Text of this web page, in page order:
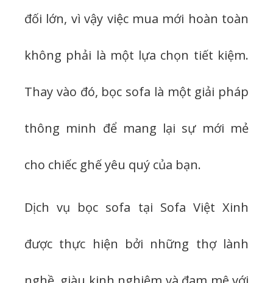
đối lớn, vì vậy việc mua mới hoàn toàn
không phải là một lựa chọn tiết kiệm.
Thay vào đó, bọc sofa là một giải pháp
thông minh để mang lại sự mới mẻ
cho chiếc ghế yêu quý của bạn.
Dịch vụ bọc sofa tại Sofa Việt Xinh
được thực hiện bởi những thợ lành